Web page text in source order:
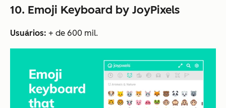
10. Emoji Keyboard by JoyPixels
Usuários: + de 600 mil.